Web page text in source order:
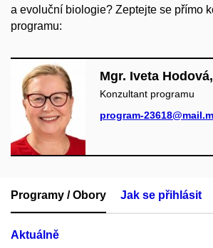
a evoluční biologie? Zeptejte se přímo
programu:
Mgr. Iveta
Konzultant programu
program-
Programy / Obory Jak se přihlásit
Aktuálně